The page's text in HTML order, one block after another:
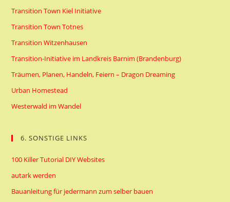
Transition Town Kiel Initiative
Transition Town Totnes
Transition Witzenhausen
Transition-Initiative im Landkreis Barnim (Brandenburg)
Träumen, Planen, Handeln, Feiern – Dragon Dreaming
Urban Homestead
Westerwald im Wandel
6. SONSTIGE LINKS
100 Killer Tutorial DIY Websites
autark werden
Bauanleitung für jedermann zum selber bauen